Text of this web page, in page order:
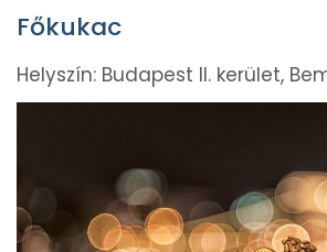
Főkukac
Helyszín: Budapest II. kerület,